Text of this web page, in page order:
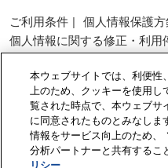
ご利用条件
個人情報保護
個人情報に関する修正・利用
展示会・セミナー参加ポリシ
カスタマーハラスメントに
クッキーポリシー
クッキ
Copyright © RX Japan GK
本ウェブサイトでは、利便性
上のため、クッキーを使用
覧された時点で、本ウェブサ
に同意されたものとみなし
情報をサービス向上のため、
分析パートナーと共有するこ
リシー